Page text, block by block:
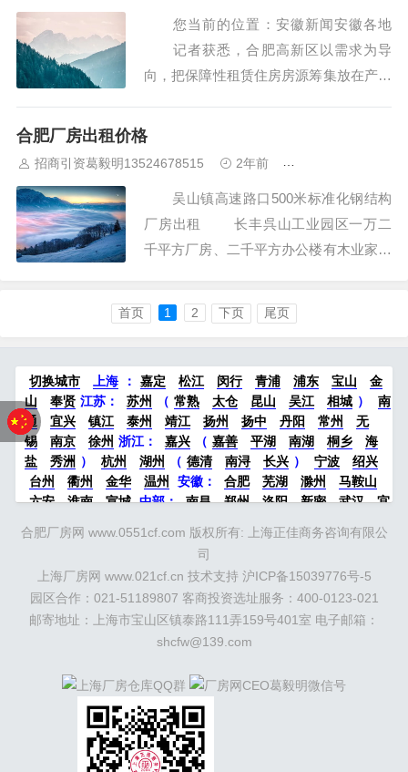
长宁大道与复兴路交口东北...
您当前的位置：安徽新闻安徽各地
记者获悉，合肥高新区以需求为导
向，把保障性租赁住房房源筹集放在产业
吸力”。近日，区内903套产业园区配套保
总建筑面积2.8...
合肥厂房出租价格
招商引资葛毅明13524678515 2年前
吴山镇高速路口500米标准化钢结构
厂房出租 长丰呉山工业园区一万二
千平方厂房、二千平方办公楼有木业家俱
质、随时可入驻生产！租、售、合作拓展
均可！办公生活配套齐全... 个人 / 厂
首页 1 2 下页 尾页
切换城市 上海 ： 嘉定 松江 闵行 青浦 浦东 宝山
金
山
奉贤 江苏： 苏州 （ 常熟 太仓 昆山 吴江 相城 ）
南
通
宜兴 镇江 泰州 靖江 扬州 扬中 丹阳 常州
无
锡
南京 徐州 浙江： 嘉兴 （ 嘉善 平湖 南湖 桐乡
海
盐
秀洲 ） 杭州 湖州 （ 德清 南浔 长兴 ） 宁波
绍兴
台州
衢州 金华 温州 安徽： 合肥 芜湖 滁州
马鞍山
六安
淮南 宣城 中部： 南昌 郑州 洛阳 新密 武汉
宜
鲁：
北京 天津 廊坊 （ 固安 香河 大厂 永清 三河
霸
太原
绵阳
石家庄 沧州 唐山 潍坊 德州 威海 烟台
青岛
珠三角： 广州 东莞 江门 惠州 肇庆 中山 佛山
清远
福建： 福州 漳州 泉州 龙岩 西南： 昆明 南宁 华北：
印尼 泰国 越南
华夏幸福 联东U谷 万洋 均和 平谦迈高 咨询热线：
合肥厂房网 www.0551cf.com 版权所有: 上海正佳商务咨询有限公
司
上海厂房网 www.021cf.cn 技术支持 沪ICP备15039776号-5
园区合作：021-51189807 客商投资选址服务：400-0123-021
邮寄地址：上海市宝山区镇泰路111弄159号401室 电子邮箱：
shcfw@139.com